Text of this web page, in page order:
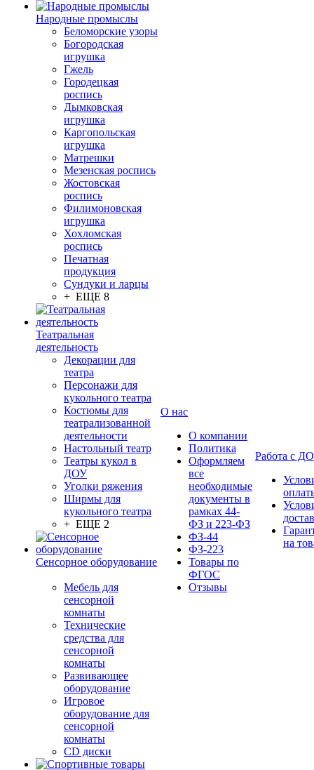
Народные промыслы
Беломорские узоры
Богородская
игрушка
Гжель
Городецкая
роспись
Дымковская
игрушка
Каргопольская
игрушка
Матрешки
Мезенская роспись
Жостовская
роспись
Филимоновская
игрушка
Хохломская
роспись
Печатная
продукция
Сундуки и ларцы
+ ЕЩЕ 8
Театральная
деятельность
Декорации для
театра
Персонажи для
кукольного театра
Костюмы для
театрализованной
деятельности
Настольный театр
Театры кукол в
ДОУ
Уголки ряжения
Ширмы для
кукольного театра
+ ЕЩЕ 2
Сенсорное оборудование
Мебель для
сенсорной
комнаты
Технические
средства для
сенсорной
комнаты
Развивающее
оборудование
Игровое
оборудование для
сенсорной
комнаты
CD диски
О нас
О компании
Политика
Оформляем
все
необходимые
документы в
рамках 44-
ФЗ и 223-ФЗ
ФЗ-44
ФЗ-223
Товары по
ФГОС
Отзывы
Работа с
на